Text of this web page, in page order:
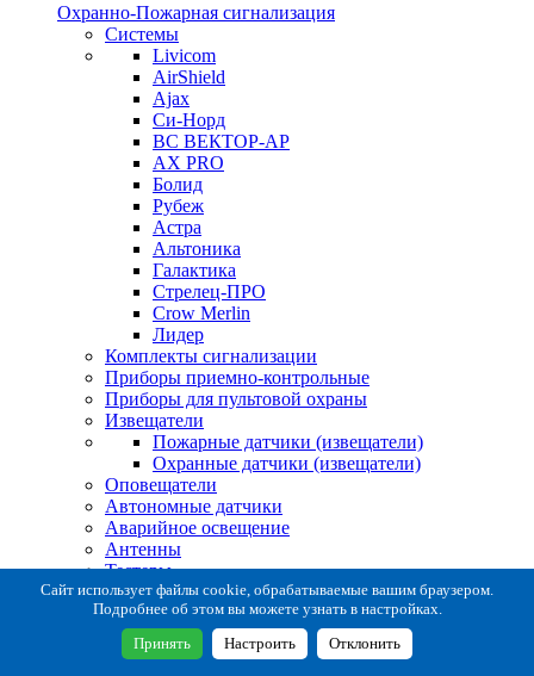
Охранно-Пожарная сигнализация
Системы
Livicom
AirShield
Ajax
Си-Норд
ВС ВЕКТОР-АР
AX PRO
Болид
Рубеж
Астра
Альтоника
Галактика
Стрелец-ПРО
Crow Merlin
Лидер
Комплекты сигнализации
Приборы приемно-контрольные
Приборы для пультовой охраны
Извещатели
Пожарные датчики (извещатели)
Охранные датчики (извещатели)
Оповещатели
Автономные датчики
Аварийное освещение
Антенны
Тестеры
Система сбора извещений
Расходные и монтажные материалы
Коробки коммутационные
Кронштейны для извещателей
Сайт использует файлы cookie, обрабатываемые вашим браузером.
Подробнее об этом вы можете узнать в настройках.
Принять Настроить Отклонить